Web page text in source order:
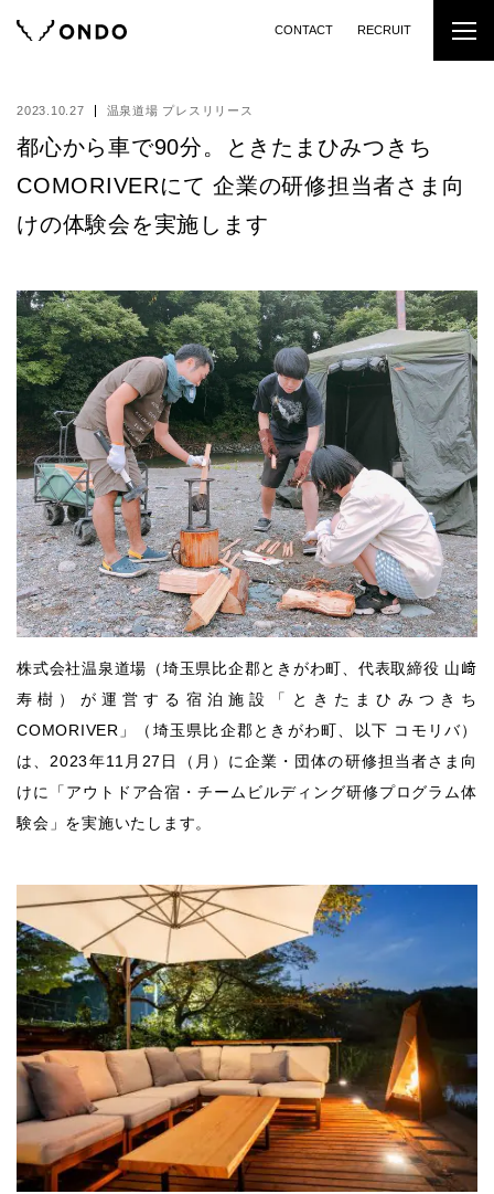
CONTACT RECRUIT
2023.10.27 温泉道場 プレスリリース
都心から車で90分。ときたまひみつきち
COMORIVERにて 企業の研修担当者さま向
けの体験会を実施します
株式会社温泉道場（埼玉県比企郡ときがわ町、代表取締役 山﨑
寿樹）が運営する宿泊施設「ときたまひみつきち
COMORIVER」（埼玉県比企郡ときがわ町、以下 コモリバ）
は、2023年11月27日（月）に企業・団体の研修担当者さま向
けに「アウトドア合宿・チームビルディング研修プログラム体
験会」を実施いたします。